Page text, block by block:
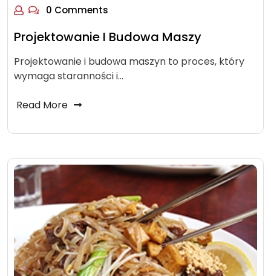
0 Comments
Projektowanie I Budowa Maszy
Projektowanie i budowa maszyn to proces, który
wymaga staranności i…
Read More